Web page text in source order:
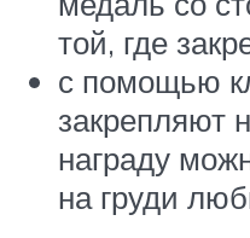
той, где
с помощью
закрепляют
награду
на груди